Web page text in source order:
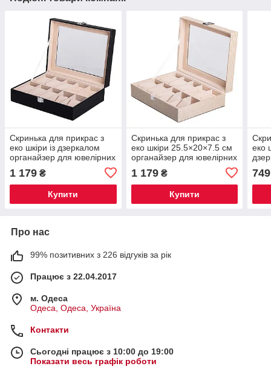
Скринька для прикрас з
еко шкіри із дзеркалом
органайзер для ювелірних
1 179 ₴
Купити
Скринька для прикрас з
еко шкіри 25.5×20×7.5 см
органайзер для ювелірних
1 179₴
Купити
еко
HP-
749
Про нас
99% позитивних з 226 відгуків за рік
Працює з 22.04.2017
м. Одеса
Одеса, Одеса, Україна
Контакти
Сьогодні працює з 10:00 до 19:00
Показати весь графік роботи